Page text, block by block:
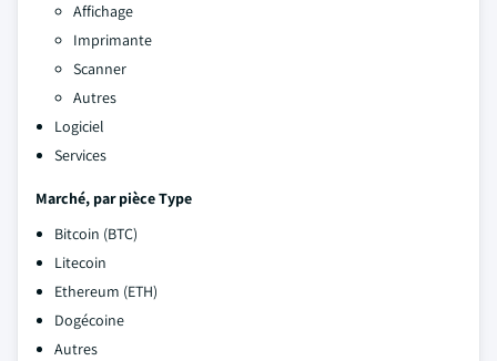
Affichage
Imprimante
Scanner
Autres
Logiciel
Services
Marché, par pièce Type
Bitcoin (BTC)
Litecoin
Ethereum (ETH)
Dogécoine
Autres